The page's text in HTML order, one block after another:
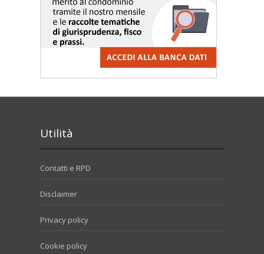
Utilità
Contatti e RPD
Disclaimer
Privacy policy
Cookie policy